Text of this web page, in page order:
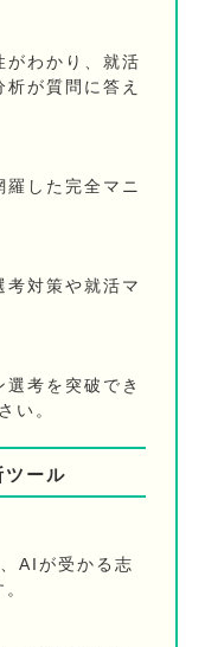
がわかり、就活
が質問に答え
羅した完全マニ
考対策や就活マ
考を突破でき
い。
ツール
AIが受かる志